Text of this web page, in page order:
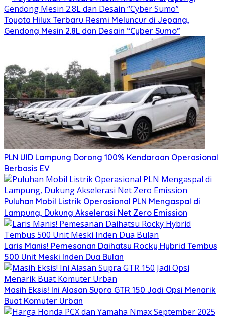
Toyota Hilux Terbaru Resmi Meluncur di Jepang,
Gendong Mesin 2.8L dan Desain “Cyber Sumo”
PLN UID Lampung Dorong 100% Kendaraan Operasional
Berbasis EV
Puluhan Mobil Listrik Operasional PLN Mengaspal di
Lampung, Dukung Akselerasi Net Zero Emission
Laris Manis! Pemesanan Daihatsu Rocky Hybrid Tembus
500 Unit Meski Inden Dua Bulan
Masih Eksis! Ini Alasan Supra GTR 150 Jadi Opsi Menarik
Buat Komuter Urban